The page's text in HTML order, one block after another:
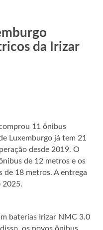
da Irizar
11 ônibus
Luxemburgo já tem 21
desde 2019. O
de 12 metros e os
18 metros. A entrega
2025.
baterias Irizar NMC 3.0
os novos ônibus